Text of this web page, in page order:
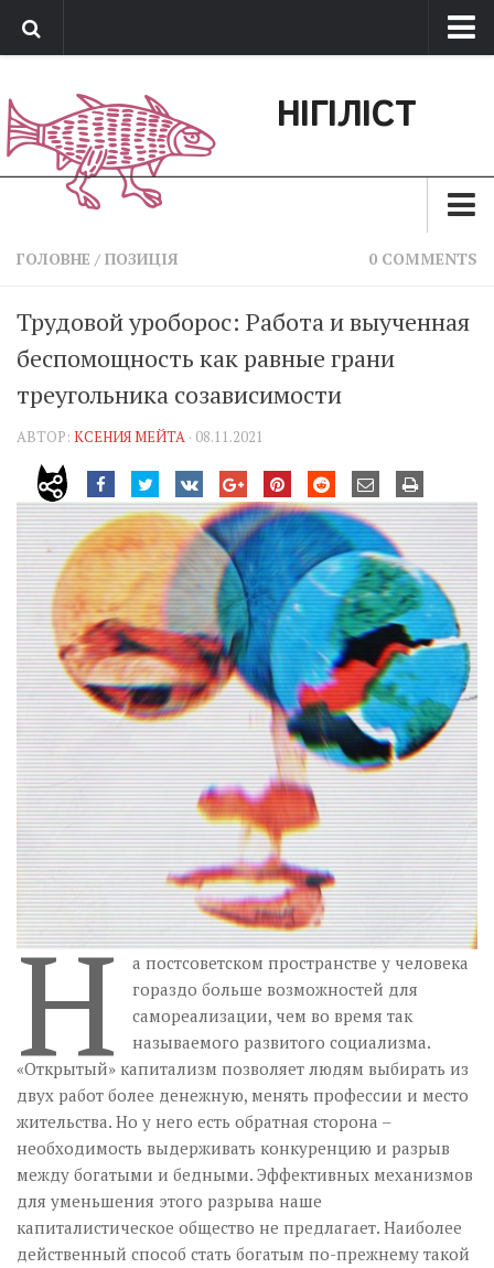
Обратная связь
Поддержать сайт
НІГІЛІСТ
Зараз
Позиція
Музика революції
Візуальне
Научпоп
Головне
Цитати
Inter/antinational
ГОЛОВНЕ / ПОЗИЦІЯ 0 COMMENTS
Трудовой уроборос: Работа и выученная
беспомощность как равные грани
треугольника созависимости
АВТОР: КСЕНИЯ МЕЙТА · 08.11.2021
Н
а постсоветском пространстве у человека
гораздо больше возможностей для
самореализации, чем во время так
называемого развитого социализма.
«Открытый» капитализм позволяет людям выбирать из
двух работ более денежную, менять профессии и место
жительства. Но у него есть обратная сторона –
необходимость выдерживать конкуренцию и разрыв
между богатыми и бедными. Эффективных механизмов
для уменьшения этого разрыва наше
капиталистическое общество не предлагает. Наиболее
действенный способ стать богатым по-прежнему такой